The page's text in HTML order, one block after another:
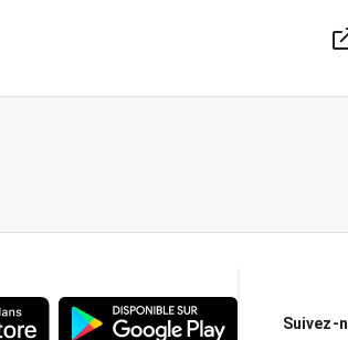
Suivez-